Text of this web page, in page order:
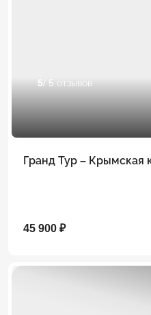
5/ 5 отзывов
Гранд Тур – Крымская
45 900 ₽